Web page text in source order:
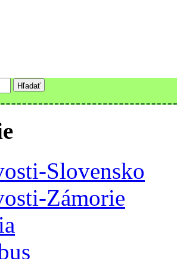
Slovensko
Zámorie